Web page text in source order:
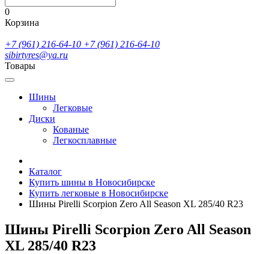
0
Корзина
+7 (961) 216-64-10 +7 (961) 216-64-10
sibirtyres@ya.ru
Товары
Шины
Легковые
Диски
Кованые
Легкосплавные
Каталог
Купить шины в Новосибирске
Купить легковые в Новосибирске
Шины Pirelli Scorpion Zero All Season XL 285/40 R23
Шины Pirelli Scorpion Zero All Season
XL 285/40 R23